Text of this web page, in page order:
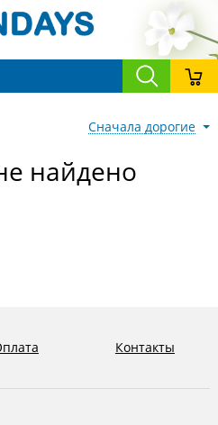
сначала дорогие
найдено
Контакты